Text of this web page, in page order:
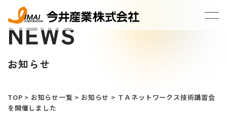
NEWS
お知らせ
TOP > お知らせ一覧 > お知らせ > ＴＡネットワークス技術講習会
を開催しました